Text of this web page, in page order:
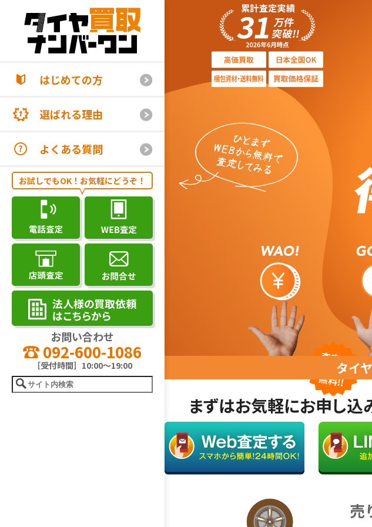
はじめての方
選ばれる理由
よくある質問
お試しでもOK！お気軽にどうぞ！
お問い合わせ
092-600-1086
［受付時間］10:00～19:00 タイ
まずはお気軽にお申し込
売